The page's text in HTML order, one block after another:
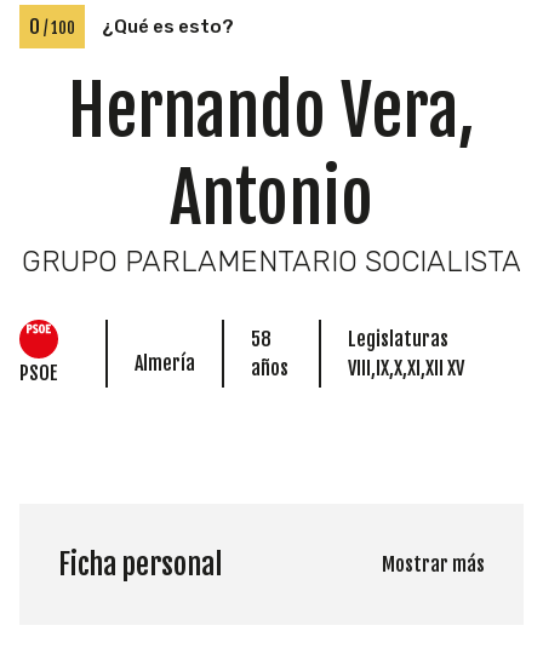
0 / 100 ¿Qué es esto?
Hernando Vera,
Antonio
GRUPO PARLAMENTARIO SOCIALISTA
PSOE Almería
58
años
Legislaturas
VIII,IX,X,XI,XII XV
Ficha personal Mostrar más